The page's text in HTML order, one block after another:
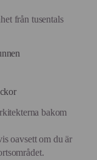
från tusentals
bakom
oavsett om du är